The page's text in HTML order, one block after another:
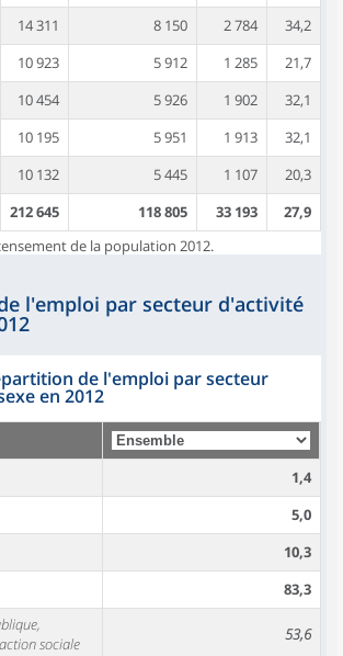
14 311 8 150 2 784
34,2
10 923 5 912 1 285
21,7
10 454 5 926 1 902
32,1
10 195 5 951 1 913
32,1
10 132 5 445 1 107
20,3
212 645 118 805 33 193
27,9
de la population 2012.
l'emploi par secteur d'activité
de l'emploi par secteur
en 2012
1,4
5,0
10,3
83,3
sociale
53,6